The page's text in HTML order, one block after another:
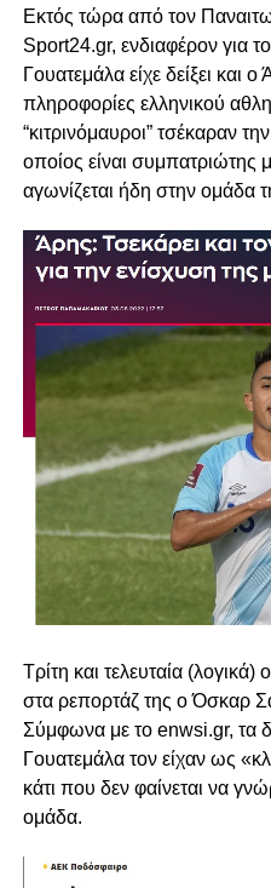
Εκτός τώρα από τον
Sport24.gr, ενδιαφέρον για
Γουατεμάλα είχε δείξει και
πληροφορίες ελληνικού
“κιτρινόμαυροι” τσέκαραν
οποίος είναι συμπατριώτης
αγωνίζεται ήδη στην ομάδα
Τρίτη και τελευταία
στα ρεπορτάζ της ο Όσκαρ
Σύμφωνα με το enwsi.gr, τα
Γουατεμάλα τον είχαν ως
κάτι που δεν φαίνεται να
ομάδα.